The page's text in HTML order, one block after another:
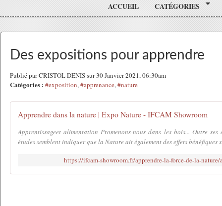
ACCUEIL CATÉGORIES
Des expositions pour apprendre
Publié par CRISTOL DENIS sur 30 Janvier 2021, 06:30am
Catégories : #exposition,#apprenance,#nature
Apprendre dans la nature | Expo Nature - IFCAM Showroom
Apprentissageet alimentation Promenons-nous dans les bois... Outre
études semblent indiquer que la Nature ait également des effets bénéfiques
https://ifcam-showroom.fr/apprendre-la-force-de-la-